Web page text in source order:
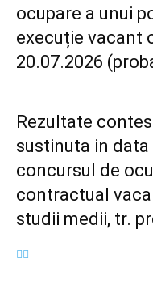
ocupare a unui
execuție vacant
20.07.2026
Rezultate
sustinuta in data
concursul de
contractual
studii medii, tr.